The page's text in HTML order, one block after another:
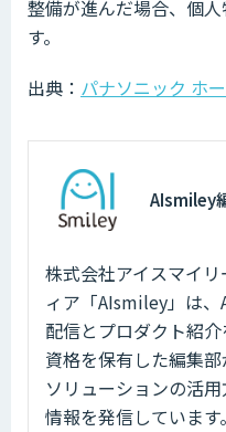
整備が進んだ場合、個
す。
出典： パナソニック ホ
AIsmiley
株式会社アイスマイ
ィア「AIsmiley」は
配信とプロダクト紹
資格を保有した編集
ソリューションの活
情報を発信しています。